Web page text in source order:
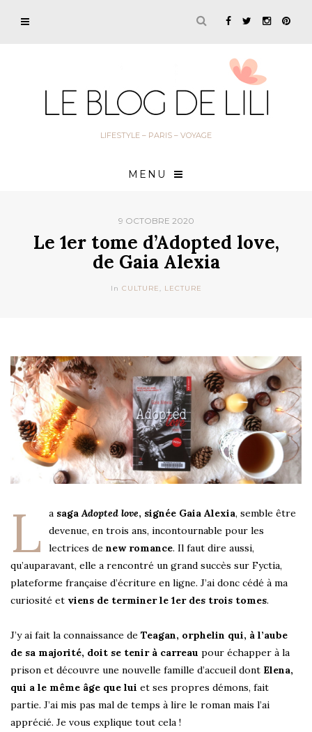
LIFESTYLE – PARIS – VOYAGE
MENU
9 OCTOBRE 2020
Le 1er tome d’Adopted love,
de Gaia Alexia
In CULTURE, LECTURE
L a sagaAdopted love, signée Gaia Alexia, semble être
devenue, en trois ans, incontournable pour les
lectrices de new romance. Il faut dire aussi,
qu’auparavant, elle a rencontré un grand succès sur Fyctia,
plateforme française d’écriture en ligne. J’ai donc cédé à ma
curiosité et viens de terminer le 1er des trois tomes.
J’y ai fait la connaissance de Teagan, orphelin qui, à l’aube
de sa majorité, doit se tenir à carreau pour échapper à la
prison et découvre une nouvelle famille d’accueil dont Elena,
qui a le même âge que lui et ses propres démons, fait
partie. J’ai mis pas mal de temps à lire le roman mais l’ai
apprécié. Je vous explique tout cela !